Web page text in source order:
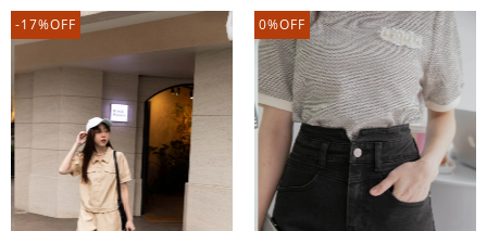
-17%OFF 0%OFF